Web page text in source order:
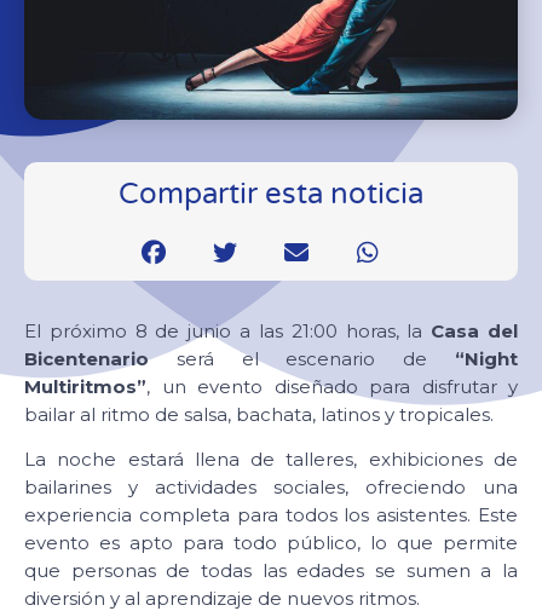
Compartir esta noticia
El próximo 8 de junio a las 21:00 horas, la Casa del
Bicentenarioserá el escenario de “Night
Multiritmos”, un evento diseñado para disfrutar y
bailar al ritmo de salsa, bachata, latinos y tropicales.
La noche estará llena de talleres, exhibiciones de
bailarines y actividades sociales, ofreciendo una
experiencia completa para todos los asistentes. Este
evento es apto para todo público, lo que permite
que personas de todas las edades se sumen a la
diversión y al aprendizaje de nuevos ritmos.